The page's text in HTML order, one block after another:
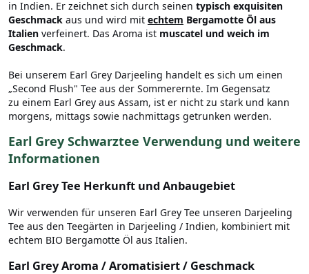
in Indien. Er zeichnet sich durch seinen typisch exquisiten
Geschmack aus und wird mit echtem Bergamotte Öl aus
Italien verfeinert. Das Aroma ist muscatel und weich im
Geschmack.
Bei unserem Earl Grey Darjeeling handelt es sich um einen
„Second Flush" Tee aus der Sommerernte. Im Gegensatz
zu einem Earl Grey aus Assam, ist er nicht zu stark und kann
morgens, mittags sowie nachmittags getrunken werden.
Earl Grey Schwarztee Verwendung und weitere
Informationen
Earl Grey Tee Herkunft und Anbaugebiet
Wir verwenden für unseren Earl Grey Tee unseren Darjeeling
Tee aus den Teegärten in Darjeeling / Indien, kombiniert mit
echtem BIO Bergamotte Öl aus Italien.
Earl Grey Aroma / Aromatisiert / Geschmack